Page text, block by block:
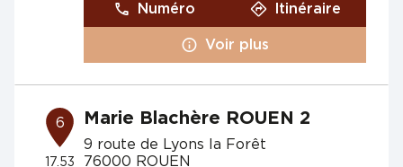
Numéro
Itinéraire
Voir plus
6
17.53
Marie Blachère ROUEN 2
9 route de Lyons la Forêt
76000 ROUEN